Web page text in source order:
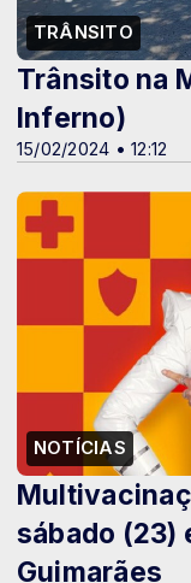
TRÂNSITO
15/02/2024 • 12:12
Trânsito na
Inferno)
NOTÍCIAS
sábado (23)
Guimarães